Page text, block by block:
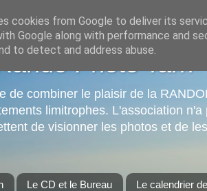
Photo Tarn
de combiner le plaisir de la
limitrophes. L'association
de visionner les photos et de
Le CD et le Bureau Le calendrier
cookies from Google to deliver its
Google along with performance and
to detect and address abuse.